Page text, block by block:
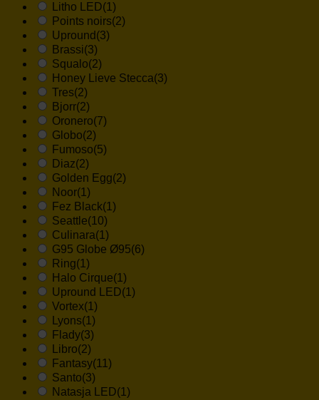
Litho LED(1)
Points noirs(2)
Upround (3)
Brassi(3)
Squalo(2)
Honey Lieve Stecca(3)
Tres(2)
Bjorr(2)
Oronero(7)
Globo(2)
Fumoso(5)
Diaz(2)
Golden Egg(2)
Noor(1)
Fez Black(1)
Seattle(10)
Culinara(1)
G95 Globe Ø95(6)
Ring(1)
Halo Cirque(1)
Upround LED(1)
Vortex(1)
Lyons(1)
Flady(3)
Libro(2)
Fantasy(11)
Santo(3)
Natasja LED(1)